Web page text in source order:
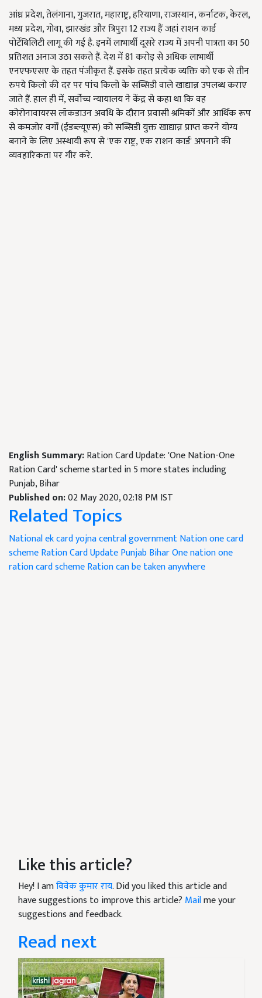
आंध्र प्रदेश, तेलंगाना, गुजरात, महाराष्ट्र, हरियाणा, राजस्थान, कर्नाटक, केरल,
मध्य प्रदेश, गोवा, झारखंड और त्रिपुरा 12 राज्य हैं जहां राशन कार्ड
पोर्टेबिलिटी लागू की गई है. इनमें लाभार्थी दूसरे राज्य में अपनी पात्रता का 50
प्रतिशत अनाज उठा सकते हैं. देश में 81 करोड़ से अधिक लाभार्थी
एनएफएसए के तहत पंजीकृत हैं. इसके तहत प्रत्येक व्यक्ति को एक से तीन
रुपये किलो की दर पर पांच किलो के सब्सिडी वाले खाद्यान्न उपलब्ध कराए
जाते हैं. हाल ही में, सर्वोच्च न्यायालय ने केंद्र से कहा था कि वह
कोरोनावायरस लॉकडाउन अवधि के दौरान प्रवासी श्रमिकों और आर्थिक रूप
से कमजोर वर्गों (ईडब्ल्यूएस) को सब्सिडी युक्त खाद्यान्न प्राप्त करने योग्य
बनाने के लिए अस्थायी रूप से 'एक राष्ट्र, एक राशन कार्ड' अपनाने की
व्यवहारिकता पर गौर करे.
English Summary:Ration Card Update: 'One Nation-One
Ration Card' scheme started in 5 more states including
Punjab, Bihar
Published on:02 May 2020, 02:18 PM IST
Related Topics
National ek card yojnacentral governmentNation one card
schemeRation Card UpdatePunjab BiharOne nation one
ration card schemeRation can be taken anywhere
Like this article?
Hey! I amविवेक कुमार राय. Did you liked this article and
have suggestions to improve this article? Mailme your
suggestions and feedback.
Read next